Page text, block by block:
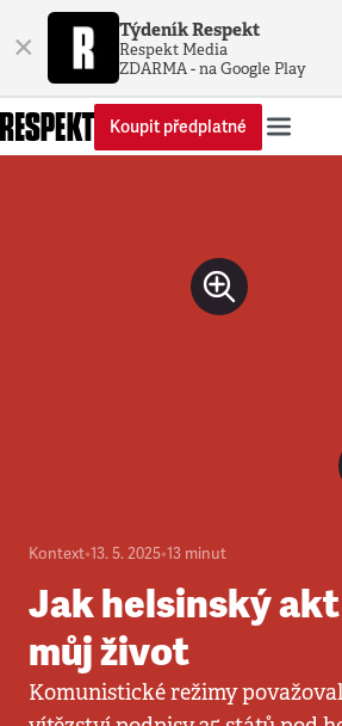
× Týdeník Respekt
Respekt Media
ZDARMA - na Google Play
Koupit předplatné
Kontext•13. 5. 2025•13 minut
Jak helsinský
můj život
Komunistické režimy